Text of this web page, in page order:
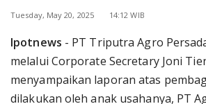
Tuesday, May 20, 2025 14:12 WIB
Ipotnews - PT Triputra Agro
melalui Corporate Secretary Joni
menyampaikan laporan atas
dilakukan oleh anak usahanya, PT